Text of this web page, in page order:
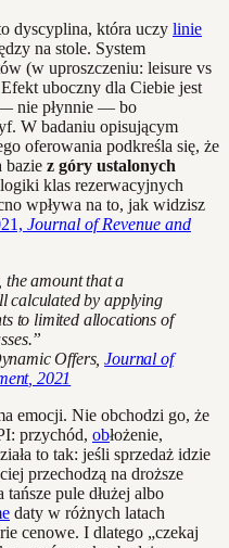
dyscyplina, która uczy linie
na stole. System
(w uproszczeniu: leisure vs
uboczny dla Ciebie jest
— nie płynnie — bo
W badaniu opisującym
oferowania podkreśla się, że
bazie z góry ustalonych
klas rezerwacyjnych
wpływa na to, jak widzisz
Journal of Revenue and
the amount that a
calculated by applying
to limited allocations of
Offers,Journal of
, 2021
emocji. Nie obchodzi go, że
przychód, obłożenie,
to tak: jeśli sprzedaż idzie
przechodzą na droższe
pule dłużej albo
daty w różnych latach
cenowe. I dlatego „czekaj